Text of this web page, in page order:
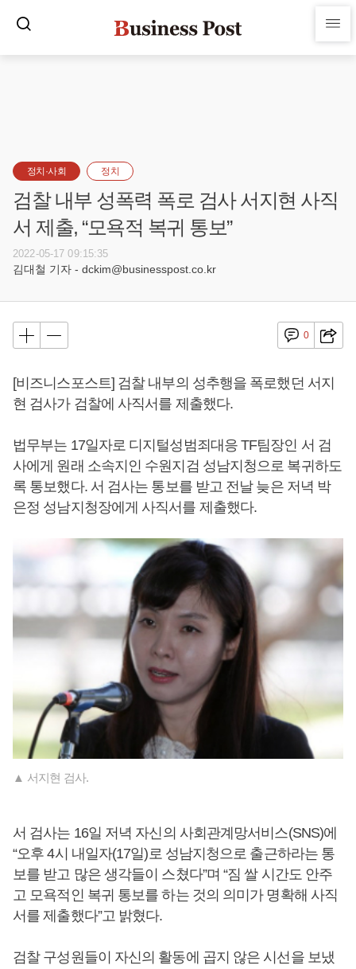
정치·사회 정치
검찰 내부 성폭력 폭로 검사 서지현 사직
서 제출, “모욕적 복귀 통보”
2022-05-17 09:15:35
김대철 기자 - dckim@businesspost.co.kr
0
[비즈니스포스트] 검찰 내부의 성추행을 폭로했던 서지
현 검사가 검찰에 사직서를 제출했다.
법무부는 17일자로 디지털성범죄대응 TF팀장인 서 검
사에게 원래 소속지인 수원지검 성남지청으로 복귀하도
록 통보했다. 서 검사는 통보를 받고 전날 늦은 저녁 박
은정 성남지청장에게 사직서를 제출했다.
▲ 서지현 검사.
서 검사는 16일 저녁 자신의 사회관계망서비스(SNS)에
“오후 4시 내일자(17일)로 성남지청으로 출근하라는 통
보를 받고 많은 생각들이 스쳤다”며 “짐 쌀 시간도 안주
고 모욕적인 복귀 통보를 하는 것의 의미가 명확해 사직
서를 제출했다”고 밝혔다.
검찰 구성원들이 자신의 활동에 곱지 않은 시선을 보냈